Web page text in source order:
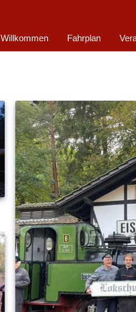
Willkommen Fahrplan